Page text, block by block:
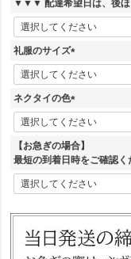
)
▼▼▼ 配達希望日は、後ほ
礼服のサイズ
(
必
須
)
ネクタイの色
(
必
須
)
【お急ぎの場合】
最短の到着日時をご確認く